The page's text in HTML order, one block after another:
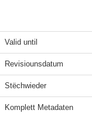
Valid until
Revisiounsdatum
Stëchwieder
Komplett Metadaten